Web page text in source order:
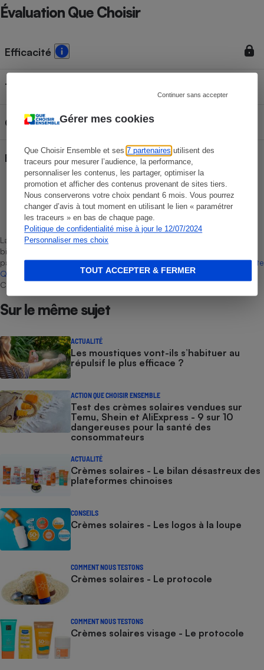
Gérer mes cookies
Que Choisir Ensemble et ses7 partenaires utilisent des
traceurs pour mesurer l’audience, la performance,
personnaliser les contenus, les partager, optimiser la
promotion et afficher des contenus provenant de sites tiers.
Nous conserverons votre choix pendant 6 mois. Vous pourrez
changer d’avis à tout moment en utilisant le lien « paramétrer
les traceurs » en bas de chaque page.
Politique de confidentialité mise à jour le 12/07/2024
Personnaliser mes choix
Continuer sans accepter
TOUT ACCEPTER & FERMER
Évaluation Que Choisir
Efficacité
Test d’usage
Composition
Étiquetage
Gaëlle Landry
Rédactrice technique
La sélection de produits ou services est représentative du marché,
bien que non-exhaustive. À l’exception des autorisations données
par Bureau Veritas Certification conformément aux règles deLa Note
Que Choisir
, il n’existe aucune relation contractuelle entre Que
Choisir Ensemble et les professionnels référencés.
Sur le même sujet
ACTUALITÉ
Les moustiques vont-ils s’habituer au
répulsif le plus efficace ?
ACTION QUE CHOISIR ENSEMBLE
Test des crèmes solaires vendues sur
Temu, Shein et AliExpress - 9 sur 10
dangereuses pour la santé des
consommateurs
ACTUALITÉ
Crèmes solaires - Le bilan désastreux des
plateformes chinoises
CONSEILS
Crèmes solaires - Les logos à la loupe
COMMENT NOUS TESTONS
Crèmes solaires - Le protocole
COMMENT NOUS TESTONS
Crèmes solaires visage - Le protocole